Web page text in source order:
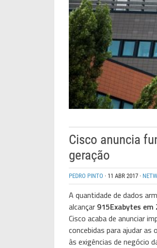
Cisco anuncia
geração
PEDRO PINTO · 11 ABR 2017 ·
A quantidade de dados
alcançar 915Exabytes em
Cisco acaba de anunciar
concebidas para ajudar
às exigências de negócio